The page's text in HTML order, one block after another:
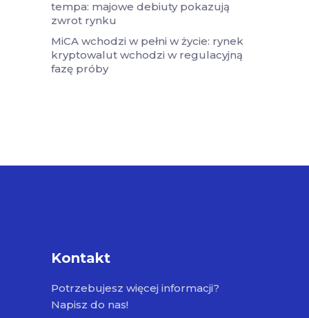
tempa: majowe debiuty pokazują
zwrot rynku
MiCA wchodzi w pełni w życie: rynek
kryptowalut wchodzi w regulacyjną
fazę próby
Kontakt
Potrzebujesz więcej informacji?
Napisz do nas!